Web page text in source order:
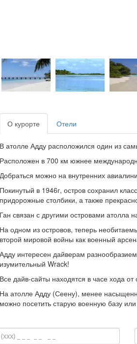
О курорте Отели
В атолле Адду расположился один из
Расположен в 700 км южнее
Добраться можно на внутренних
Покинутый в 1946г, остров сохранил
придорожные столбики, а также
Ган связан с другими островами атолла
На одном из островов, теперь
второй мировой войны как военный
Адду интересен дайверам
изумительный Wrack!
Все дайв-сайты находятся в часе хода
На атолле Адду (Сеену), менее
можно посетить старую военную базу